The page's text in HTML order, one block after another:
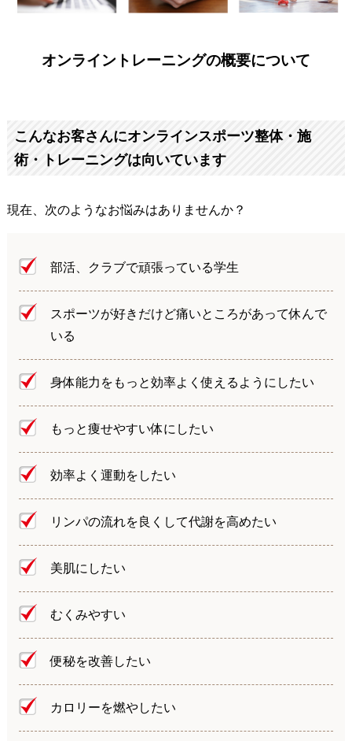
オンライントレーニングの概要について
こんなお客さんにオンラインスポーツ整体・施
術・トレーニングは向いています
現在、次のようなお悩みはありませんか？
部活、クラブで頑張っている学生
スポーツが好きだけど痛いところがあって休んで
いる
身体能力をもっと効率よく使えるようにしたい
もっと痩せやすい体にしたい
効率よく運動をしたい
リンパの流れを良くして代謝を高めたい
美肌にしたい
むくみやすい
便秘を改善したい
カロリーを燃やしたい